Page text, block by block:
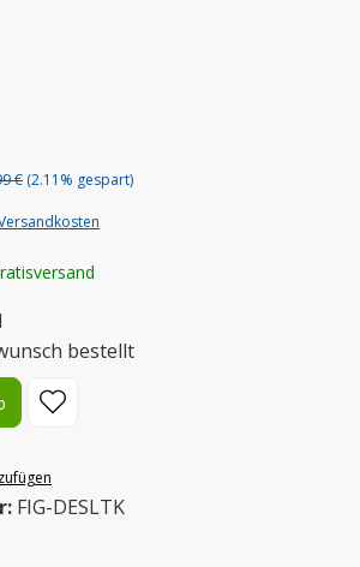
€ (2.11% gespart)
bestellt
den gewünschten Wert ein oder benutze
FIG-DESLTK